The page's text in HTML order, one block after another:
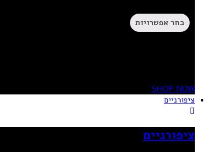
בחר אפשרויות
SHOP NOW
ציפורניים
ציפורניים